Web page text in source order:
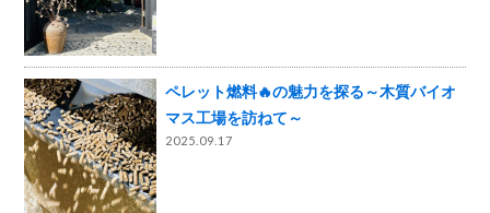
ペレット燃料🔥の魅力を探る～木質バイオ
マス工場を訪ねて～
2025.09.17